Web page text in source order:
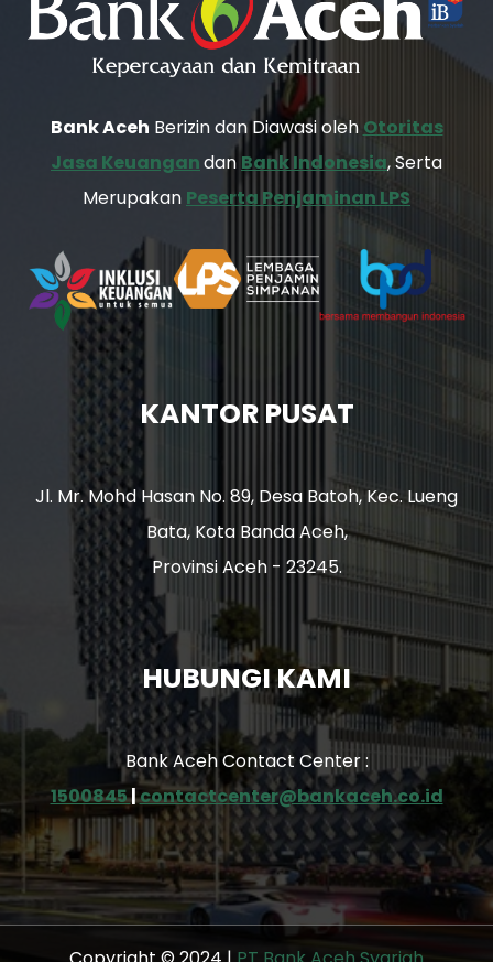
n
a
t
o
n
Bank Aceh Berizin dan Diawasi oleh Otoritas
Jasa Keuangandan Bank Indonesia, Serta
Merupakan Peserta Penjaminan LPS
KANTOR PUSAT
Jl. Mr. Mohd Hasan No. 89, Desa Batoh, Kec. Lueng
Bata, Kota Banda Aceh,
Provinsi Aceh - 23245.
HUBUNGI KAMI
Bank Aceh Contact Center :
1500845|contactcenter@bankaceh.co.id